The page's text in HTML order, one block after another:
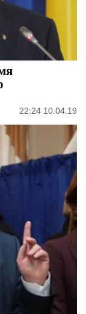
22:24 10.04.19